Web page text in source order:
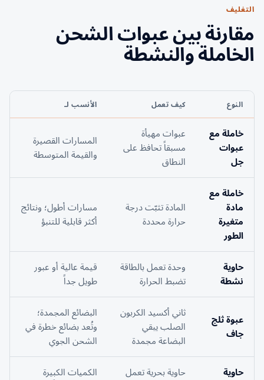
التغليف
مقارنة بين عبوات الشحن
الخاملة والنشطة
النوع كيف تعمل الأنسب لـ
خاملة مع
عبوات
جل
عبوات مهيأة
مسبقاً تحافظ على
النطاق
المسارات القصيرة
والقيمة المتوسطة
خاملة مع
مادة
متغيرة
الطور
المادة تثبّت درجة
حرارة محددة
مسارات أطول؛ ونتائج
أكثر قابلية للتنبؤ
حاوية
نشطة
وحدة تعمل بالطاقة
تضبط الحرارة
قيمة عالية أو عبور
طويل جداً
عبوة ثلج
جاف
ثاني أكسيد الكربون
الصلب يبقي
البضاعة مجمدة
البضائع المجمدة؛
وتُعد بضائع خطرة في
الشحن الجوي
حاوية
حاوية بحرية تعمل
الكميات الكبيرة